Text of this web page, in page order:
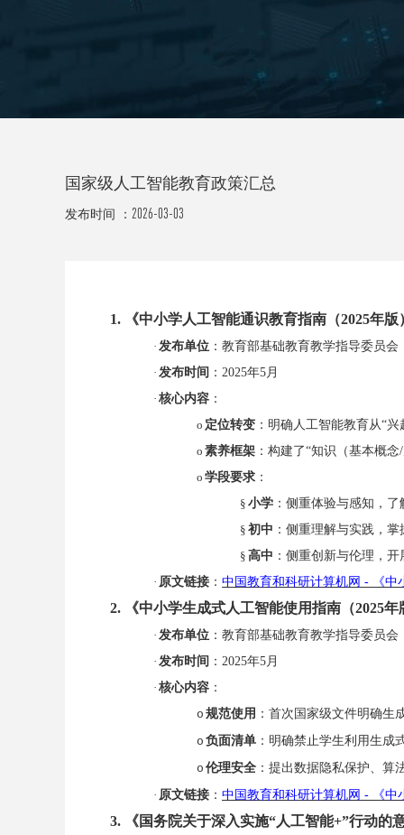
国家级人工智能教育政策汇总
发布时间 ： 2026-03-03
1. 《中小学人工智能通识教育指南（2025年版
· 发布单位 ：教育部基础教育教学指导委员会
· 发布时间 ： 2025年5月
· 核心内容 ：
o 定位转变 ：明确人工智能教育从“兴
o 素养框架 ：构建了“知识（基本概
o 学段要求 ：
§ 小学 ：侧重体验与感知，了
§ 初中 ：侧重理解与实践，
§ 高中 ：侧重创新与伦理，
· 原文链接 ： 中国教育和科研计算机网 - 《中
2. 《中小学生成式人工智能使用指南（2025年
· 发布单位 ：教育部基础教育教学指导委员会
· 发布时间 ： 2025年5月
· 核心内容 ：
o 规范使用 ：首次国家级文件明确生
o 负面清单 ：明确禁止学生利用生成
o 伦理安全 ：提出数据隐私保护、算
· 原文链接 ： 中国教育和科研计算机网 - 《中
3. 《国务院关于深入实施“人工智能+”行动的